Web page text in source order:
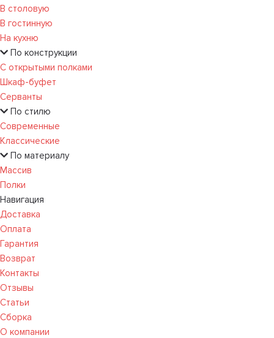
В столовую
В гостинную
На кухню
По конструкции
С открытыми полками
Шкаф-буфет
Серванты
По стилю
Современные
Классические
По материалу
Массив
Полки
Навигация
Доставка
Оплата
Гарантия
Возврат
Контакты
Отзывы
Статьи
Сборка
О компании